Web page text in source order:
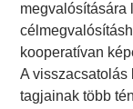
megvalósítására
kooperatívan
A visszacsatolás
tagjainak több